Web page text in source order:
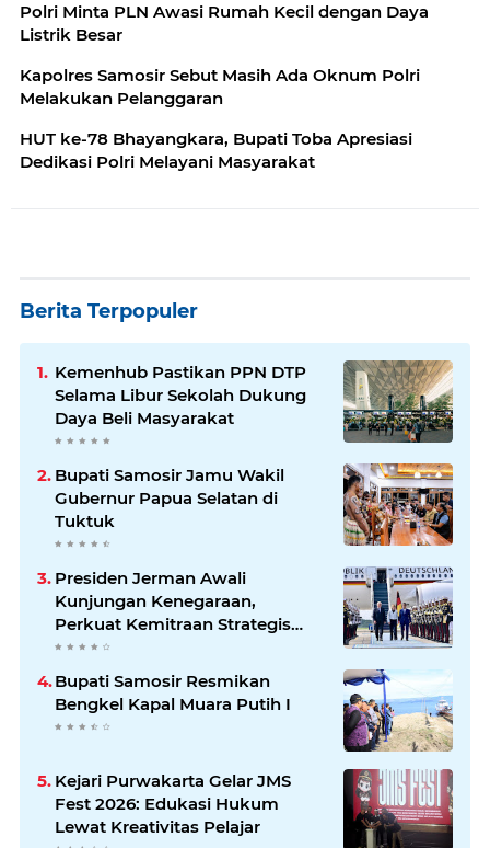
Polri Minta PLN Awasi Rumah Kecil dengan Daya
Listrik Besar
Kapolres Samosir Sebut Masih Ada Oknum Polri
Melakukan Pelanggaran
HUT ke-78 Bhayangkara, Bupati Toba Apresiasi
Dedikasi Polri Melayani Masyarakat
Berita Terpopuler
Kemenhub Pastikan PPN DTP
Selama Libur Sekolah Dukung
Daya Beli Masyarakat
Bupati Samosir Jamu Wakil
Gubernur Papua Selatan di
Tuktuk
Presiden Jerman Awali
Kunjungan Kenegaraan,
Perkuat Kemitraan Strategis
Indonesia–Jerman
Bupati Samosir Resmikan
Bengkel Kapal Muara Putih I
Kejari Purwakarta Gelar JMS
Fest 2026: Edukasi Hukum
Lewat Kreativitas Pelajar